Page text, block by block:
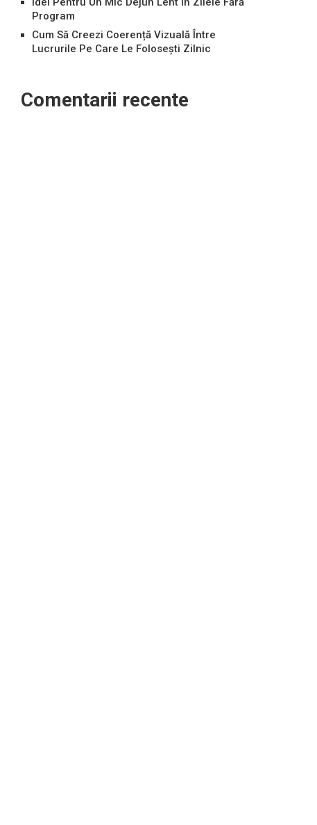
Program
Cum Să Creezi Coerență Vizuală Între
Lucrurile Pe Care Le Folosești Zilnic
Comentarii recente